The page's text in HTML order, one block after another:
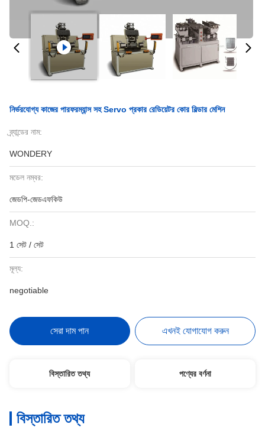
নির্ভরযোগ্য কাজের পারফরম্যান্স সহ Servo প্রকার রেডিয়েটর কোর বিল্ডার মেশিন
ব্র্যান্ডের নাম:
WONDERY
মডেল নম্বর:
জেডপি-জেডএফকিউ
MOQ.:
1 সেট / সেট
মূল্য:
negotiable
সেরা দাম পান এখনই যোগাযোগ করুন
বিস্তারিত তথ্য পণ্যের বর্ণনা
বিস্তারিত তথ্য